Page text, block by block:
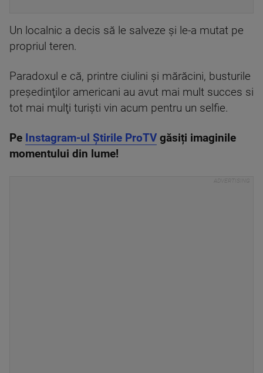
Un localnic a decis să le salveze şi le-a mutat pe
propriul teren.
Paradoxul e că, printre ciulini şi mărăcini, busturile
preşedinţilor americani au avut mai mult succes si
tot mai mulţi turişti vin acum pentru un selfie.
Pe Instagram-ul Știrile ProTV găsiți imaginile
momentului din lume!